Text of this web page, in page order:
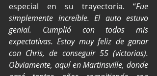
especial en su trayectoria. “Fue
simplemente increíble. El auto estuvo
genial. Cumplió con todas mis
expectativas. Estoy muy feliz de ganar
con Chris, de conseguir 55 (victorias).
Obviamente, aquí en Martinsville, donde